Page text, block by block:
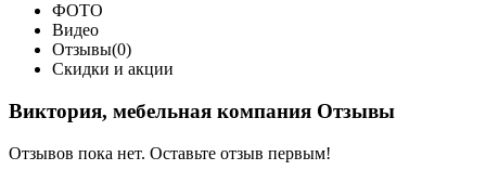
ФОТО
Видео
Отзывы(0)
Скидки и акции
Виктория, мебельная компания Отзывы
Отзывов пока нет. Оставьте отзыв первым!